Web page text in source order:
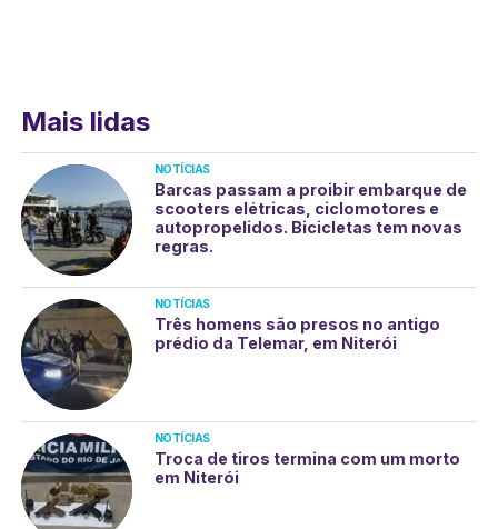
Mais lidas
NOTÍCIAS
Barcas passam a proibir embarque de
scooters elétricas, ciclomotores e
autopropelidos. Bicicletas tem novas
regras.
NOTÍCIAS
Três homens são presos no antigo
prédio da Telemar, em Niterói
NOTÍCIAS
Troca de tiros termina com um morto
em Niterói